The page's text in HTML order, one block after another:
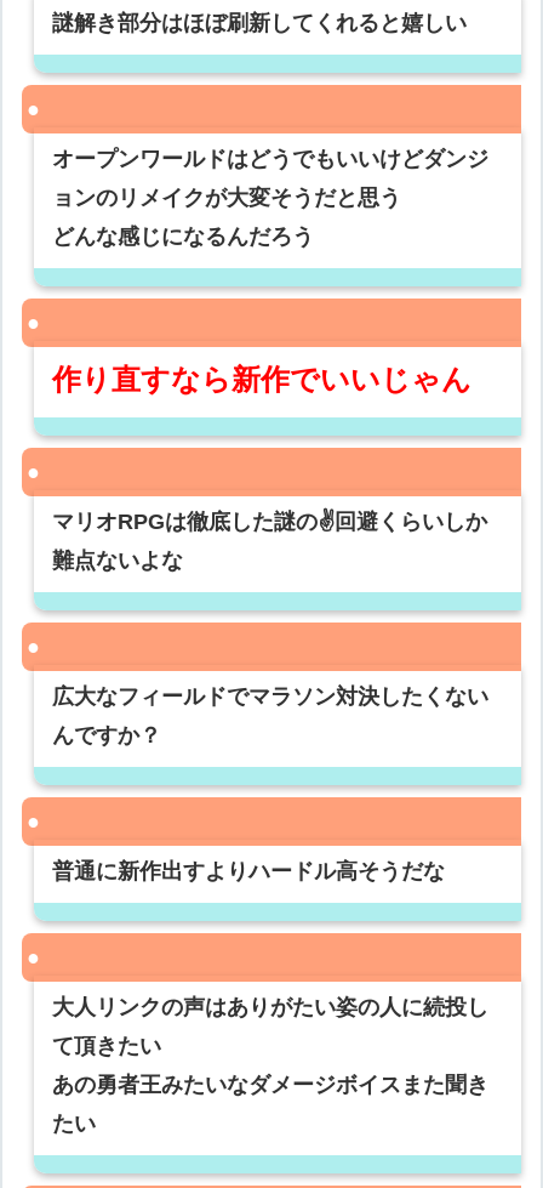
謎解き部分はほぼ刷新してくれると嬉しい
オープンワールドはどうでもいいけどダンジ
ョンのリメイクが大変そうだと思う
どんな感じになるんだろう
作り直すなら新作でいいじゃん
マリオRPGは徹底した謎の✌️回避くらいしか
難点ないよな
広大なフィールドでマラソン対決したくない
んですか？
普通に新作出すよりハードル高そうだな
大人リンクの声はありがたい姿の人に続投し
て頂きたい
あの勇者王みたいなダメージボイスまた聞き
たい